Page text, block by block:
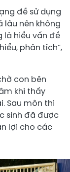
đề sử dụng
lâu nên không
là hiểu vấn đề
phân tích”,
con bên
khi thấy
Sau môn thi
sinh đã được
lợi cho các